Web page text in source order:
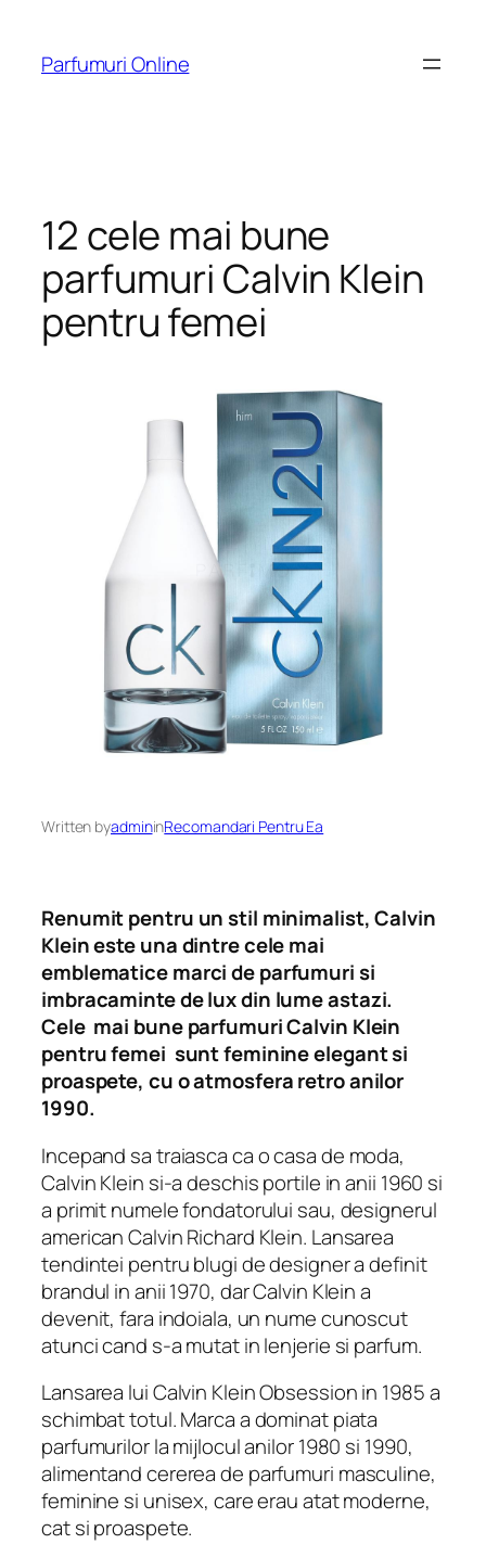
content
Parfumuri Online
12 cele mai bune
parfumuri Calvin Klein
pentru femei
Written byadmininRecomandari Pentru Ea
Renumit pentru un stil minimalist, Calvin
Klein este una dintre cele mai
emblematice marci de parfumuri si
imbracaminte de lux din lume astazi.
Cele mai bune parfumuri Calvin Klein
pentru femei sunt feminine elegant si
proaspete, cu o atmosfera retro anilor
1990.
Incepand sa traiasca ca o casa de moda,
Calvin Klein si-a deschis portile in anii 1960 si
a primit numele fondatorului sau, designerul
american Calvin Richard Klein. Lansarea
tendintei pentru blugi de designer a definit
brandul in anii 1970, dar Calvin Klein a
devenit, fara indoiala, un nume cunoscut
atunci cand s-a mutat in lenjerie si parfum.
Lansarea lui Calvin Klein Obsession in 1985 a
schimbat totul. Marca a dominat piata
parfumurilor la mijlocul anilor 1980 si 1990,
alimentand cererea de parfumuri masculine,
feminine si unisex, care erau atat moderne,
cat si proaspete.